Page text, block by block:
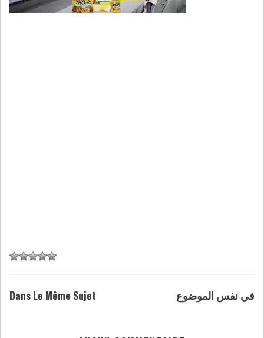
Dans Le Même Sujet في نفس الموضوع